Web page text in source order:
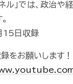
ネル」では、政治
日収録
をお願いします！